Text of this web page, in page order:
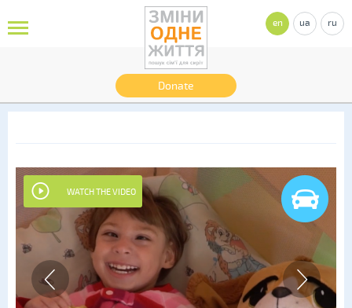
Donate
en ua ru
WATCH THE VIDEO